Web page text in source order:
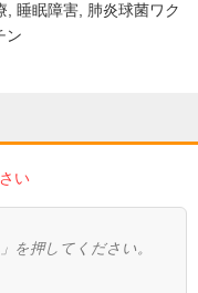
睡眠障害 肺炎球菌ワク
ン
い